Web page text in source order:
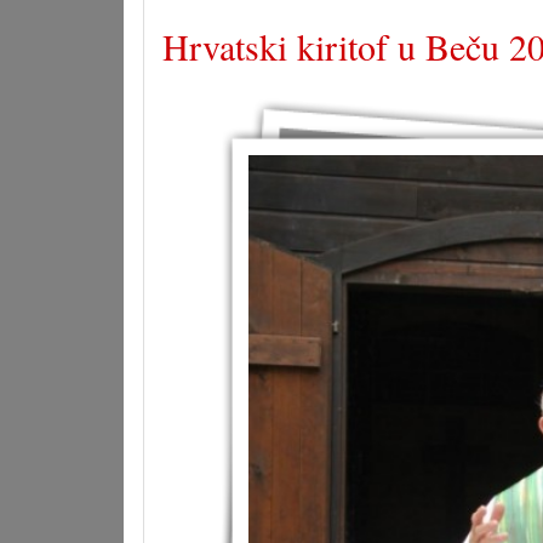
Hrvatski kiritof u Beču